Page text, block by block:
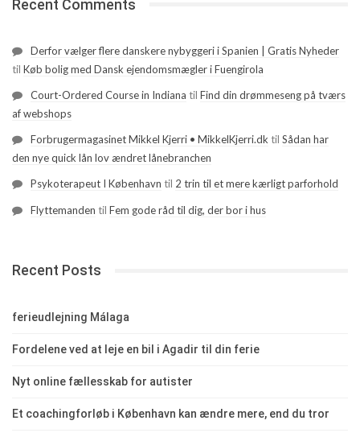
Recent Comments
Derfor vælger flere danskere nybyggeri i Spanien | Gratis Nyheder
til Køb bolig med Dansk ejendomsmægler i Fuengirola
Court-Ordered Course in Indiana til Find din drømmeseng på tværs
af webshops
Forbrugermagasinet Mikkel Kjerri • MikkelKjerri.dk til Sådan har
den nye quick lån lov ændret lånebranchen
Psykoterapeut I København til 2 trin til et mere kærligt parforhold
Flyttemanden til Fem gode råd til dig, der bor i hus
Recent Posts
ferieudlejning Málaga
Fordelene ved at leje en bil i Agadir til din ferie
Nyt online fællesskab for autister
Et coachingforløb i København kan ændre mere, end du tror